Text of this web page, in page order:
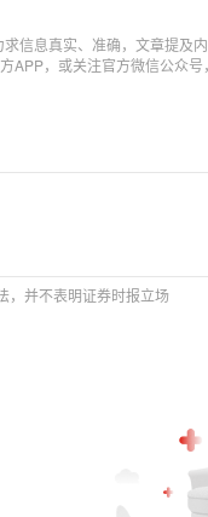
信息真实、准确，文章提及
APP，或关注官方微信公众
，并不表明证券时报立场